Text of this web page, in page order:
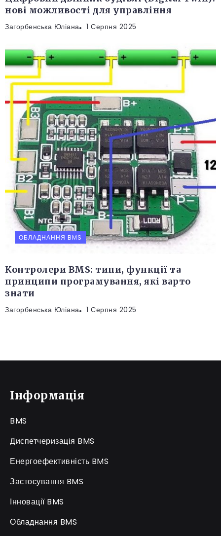
нові можливості для управління
Загорбенська Юліана 1 Серпня 2025
ОБЛАДНАННЯ BMS
Контролери BMS: типи, функції та
принципи програмування, які варто
знати
Загорбенська Юліана 1 Серпня 2025
Інформація
BMS
Диспетчеризація BMS
Енергоефективність BMS
Застосування BMS
Інновації BMS
Обладнання BMS